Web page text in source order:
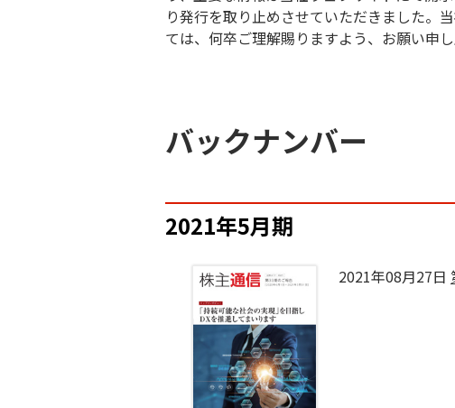
り発行を取り止めさせていただきました。
ては、何卒ご理解賜りますよう、お願い申し
バックナンバー
2021年5月期
2021年08月27日